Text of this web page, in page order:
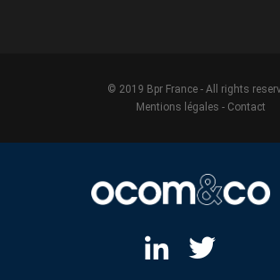
© 2019 Bpr France - All rights
Mentions légales - Contact